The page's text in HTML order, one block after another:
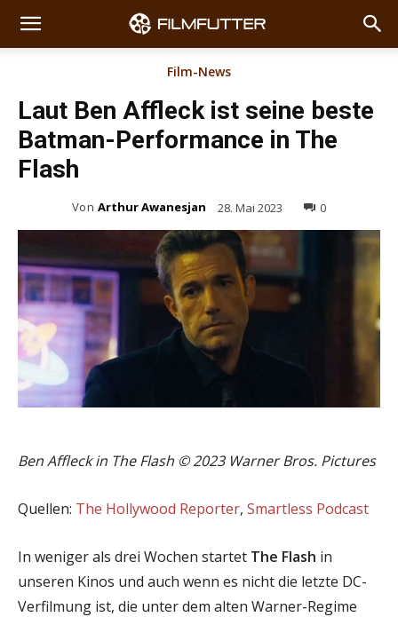
Film-News
Laut Ben Affleck ist seine beste
Batman-Performance in The
Flash
Von Arthur Awanesjan 28. Mai 2023 0
Ben Affleck in The Flash © 2023 Warner Bros. Pictures
Quellen: The Hollywood Reporter, Smartless Podcast
In weniger als drei Wochen startet The Flash in
unseren Kinos und auch wenn es nicht die letzte DC-
Verfilmung ist, die unter dem alten Warner-Regime